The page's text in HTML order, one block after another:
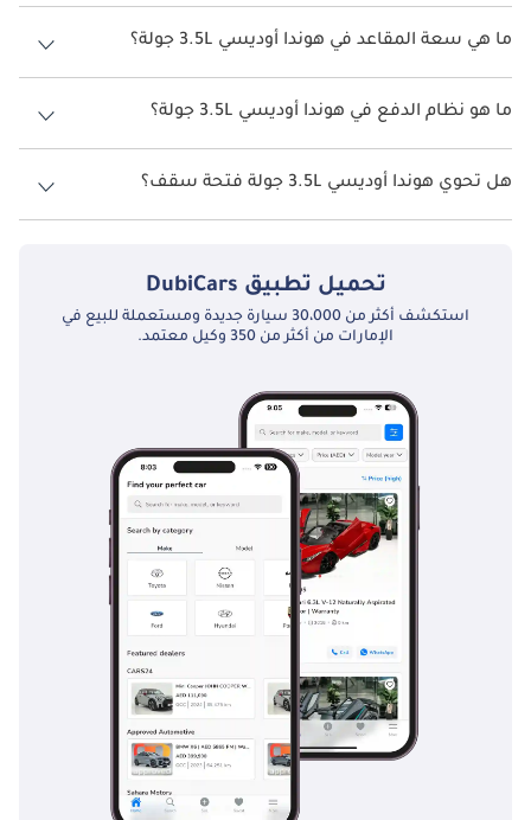
يبلغ معدل استهلاك الوقود المقترح من الشركة المصنعة لسيارة هوندا
أوديسي 2026 من 8.3 كم/ليتر.
ما هي سعة المقاعد في هوندا أوديسي 3.5L جولة؟
تتسع هوندا أوديسي 3.5L جولة لأ 8 أشخاص.
ما هو نظام الدفع في هوندا أوديسي 3.5L جولة؟
نظام الدفع في هوندا أوديسي Front Wheel Drive 3.5L جولة.
هل تحوي هوندا أوديسي 3.5L جولة فتحة سقف؟
نعم توفر هوندا أوديسي 3.5L جولة فتحة السقف كخيار.
تحميل تطبيق DubiCars
استكشف أكثر من 30،000 سيارة جديدة ومستعملة للبيع في
الإمارات من أكثر من 350 وكيل معتمد.